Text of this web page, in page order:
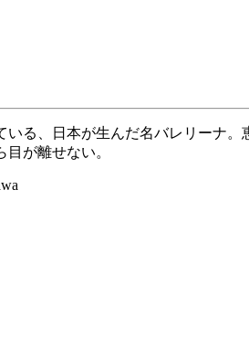
いる、日本が生んだ名バレリーナ
が離せない。